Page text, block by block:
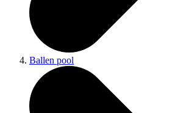
Ballen pool